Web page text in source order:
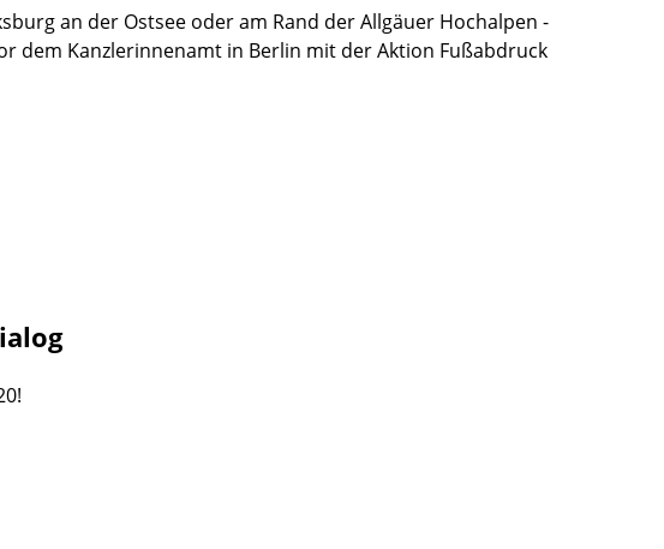
an der Ostsee oder am Rand der Allgäuer Hochalpen -
dem Kanzlerinnenamt in Berlin mit der Aktion Fußabdruck